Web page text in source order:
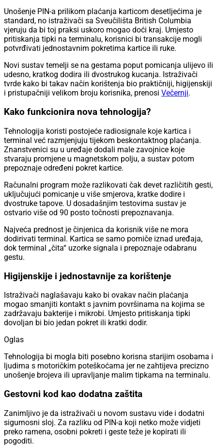
Unošenje PIN-a prilikom plaćanja karticom desetljećima je
standard, no istraživači sa Sveučilišta British Columbia
vjeruju da bi toj praksi uskoro mogao doći kraj. Umjesto
pritiskanja tipki na terminalu, korisnici bi transakcije mogli
potvrđivati jednostavnim pokretima kartice ili ruke.
Novi sustav temelji se na gestama poput pomicanja ulijevo ili
udesno, kratkog dodira ili dvostrukog kucanja. Istraživači
tvrde kako bi takav način korištenja bio praktičniji, higijenskiji
i pristupačniji velikom broju korisnika, prenosi Večernji.
Kako funkcionira nova tehnologija?
Tehnologija koristi postojeće radiosignale koje kartica i
terminal već razmjenjuju tijekom beskontaktnog plaćanja.
Znanstvenici su u uređaje dodali male zavojnice koje
stvaraju promjene u magnetskom polju, a sustav potom
prepoznaje određeni pokret kartice.
Računalni program može razlikovati čak devet različitih gesti,
uključujući pomicanje u više smjerova, kratke dodire i
dvostruke tapove. U dosadašnjim testovima sustav je
ostvario više od 90 posto točnosti prepoznavanja.
Najveća prednost je činjenica da korisnik više ne mora
dodirivati terminal. Kartica se samo pomiče iznad uređaja,
dok terminal „čita“ uzorke signala i prepoznaje odabranu
gestu.
Higijenskije i jednostavnije za korištenje
Istraživači naglašavaju kako bi ovakav način plaćanja
mogao smanjiti kontakt s javnim površinama na kojima se
zadržavaju bakterije i mikrobi. Umjesto pritiskanja tipki
dovoljan bi bio jedan pokret ili kratki dodir.
Oglas
Tehnologija bi mogla biti posebno korisna starijim osobama i
ljudima s motoričkim poteškoćama jer ne zahtijeva precizno
unošenje brojeva ili upravljanje malim tipkama na terminalu.
Gestovni kod kao dodatna zaštita
Zanimljivo je da istraživači u novom sustavu vide i dodatni
sigurnosni sloj. Za razliku od PIN-a koji netko može vidjeti
preko ramena, osobni pokreti i geste teže je kopirati ili
pogoditi.